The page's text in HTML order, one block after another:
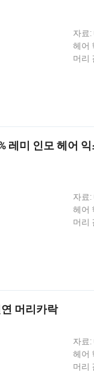
자료:
헤어
머리
레미 인모 헤어
자료:
헤어
머리
머리카락
자료:
헤어
머리